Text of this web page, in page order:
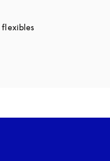
flexibles
dans un nouvel onglet